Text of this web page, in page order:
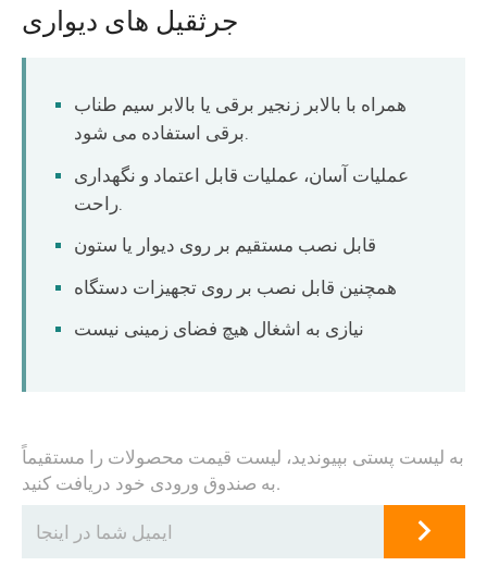
جرثقیل های دیواری
همراه با بالابر زنجیر برقی یا بالابر سیم طناب
برقی استفاده می شود.
عملیات آسان، عملیات قابل اعتماد و نگهداری
راحت.
قابل نصب مستقیم بر روی دیوار یا ستون
همچنین قابل نصب بر روی تجهیزات دستگاه
نیازی به اشغال هیچ فضای زمینی نیست
به لیست پستی بپیوندید، لیست قیمت محصولات را مستقیماً
به صندوق ورودی خود دریافت کنید.